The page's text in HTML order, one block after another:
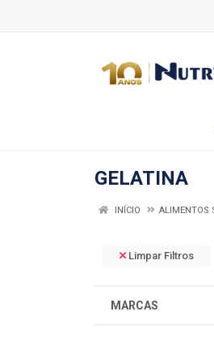
GELATINA
INÍCIO ALIMENTOS
Limpar Filtros
MARCAS